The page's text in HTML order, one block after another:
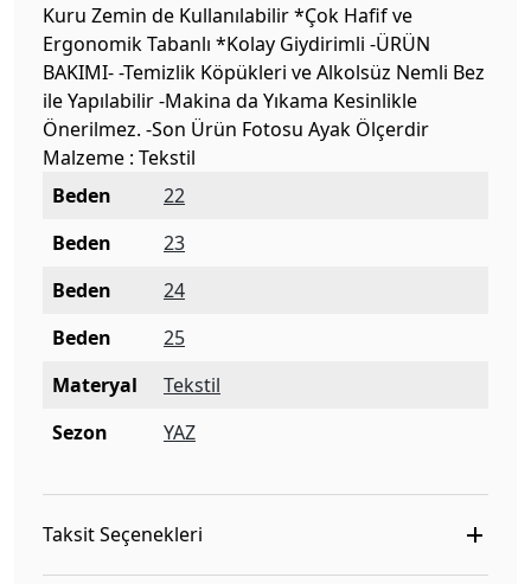
Kuru Zemin de Kullanılabilir *Çok Hafif ve
Ergonomik Tabanlı *Kolay Giydirimli -ÜRÜN
BAKIMI- -Temizlik Köpükleri ve Alkolsüz Nemli Bez
ile Yapılabilir -Makina da Yıkama Kesinlikle
Önerilmez. -Son Ürün Fotosu Ayak Ölçerdir
Malzeme : Tekstil
Beden
22
Beden
23
Beden
24
Beden
25
Materyal
Tekstil
Sezon
YAZ
Taksit Seçenekleri